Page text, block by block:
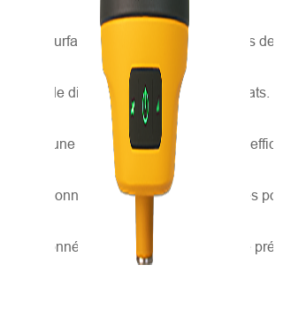
les surfaces et recueillir toutes sortes de
et de distance dans différents formats.
une méthode chronophage et
Les données 3D ouvrent de nouvelles
de données 3D. Il offre une meilleure